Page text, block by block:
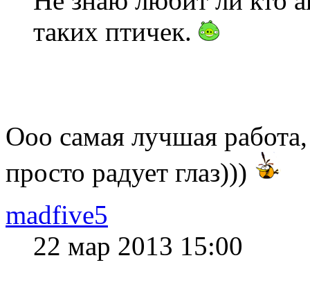
таких птичек.
Ооо самая лучшая
просто радует глаз)))
madfive5
22 мар 2013 15:00